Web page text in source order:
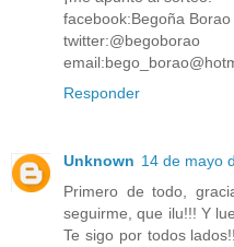
facebook:Begoña
twitter:@begoborao
Responder
Unknown 14 de mayo
Primero de todo,
seguirme, que ilu!!! Y
Te sigo por todos